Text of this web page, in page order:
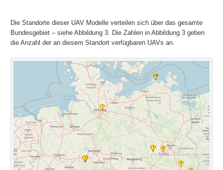
Die Standorte dieser UAV Modelle verteilen sich über das gesamte
Bundesgebiet – siehe Abbildung 3. Die Zahlen in Abbildung 3 geben
die Anzahl der an diesem Standort verfügbaren UAVs an.